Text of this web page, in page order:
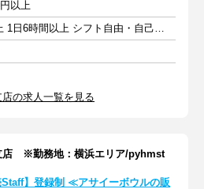
以上
週2日以上 1日6時間以上 シフト自由・自己申告
の求人一覧を見る
店 ※勤務地：横浜エリア/pyhmst
Staff】登録制 ≪アサイーボウルの販